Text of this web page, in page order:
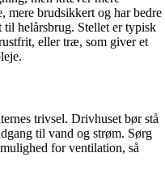
mere brudsikkert og har bedre
helårsbrug. Stellet er typisk
eller træ, som giver et
trivsel. Drivhuset bør stå
til vand og strøm. Sørg
for ventilation, så